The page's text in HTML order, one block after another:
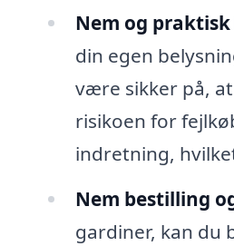
Nem og
din egen
være sikker på,
risikoen for
indretning,
Nem bestilling
gardiner, kan du